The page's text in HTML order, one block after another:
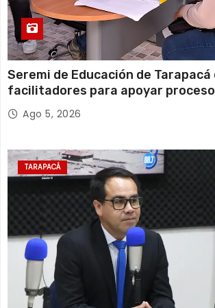
Seremi de Educación de Tarapacá
facilitadores para apoyar
Escolar 2027
Ago 5, 2026
TARAPACÁ